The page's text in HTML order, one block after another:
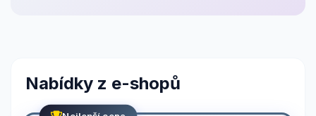
Nabídky z e-shopů